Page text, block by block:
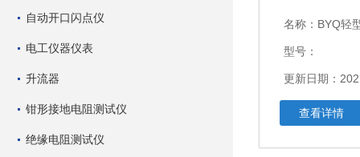
自动开口闪点仪
电工仪器仪表
升流器
钳形接地电阻测试仪
绝缘电阻测试仪
名称： BYQ轻
型号：
更新日期：
查看详情